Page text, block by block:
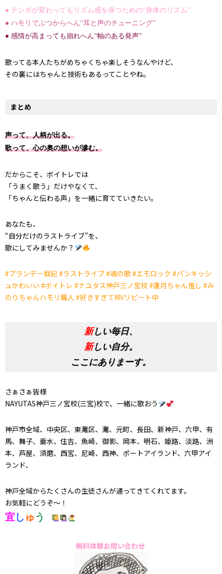
● テンポが変わってもリズム感を保つための“身体のリズム”
● ハモリでぶつからへん“耳と声のチューニング”
● 感情が高まっても崩れへん“軸のある発声”
歌ってる本人たちがめちゃくちゃ楽しそうなんやけど、
その裏にはちゃんと技術もあるってことやね。
まとめ
声って、人柄が出る。
歌って、心の奥の想いが滲む。
だからこそ、ボイトレでは
「うまく歌う」だけやなくて、
「ちゃんと伝わる声」を一緒に育てていきたい。
あなたも、
“自分だけのラストライブ”を、
歌にしてみませんか？
#ブランデー戦記#ラストライブ#魂の歌#エモロック #パンキッシ
ュかわいい #ボイトレ #ナユタス神戸三ノ宮校#蓮月ちゃん推し #み
のりちゃんハモリ職人 #好きすぎてMVリピート中
新しい毎日、
新しい自分。
ここにありまーす。
さぁさぁ皆様
NAYUTAS神戸三ノ宮校(三宮)校で、一緒に歌おう
神戸市全域、中央区、東灘区、灘、元町、長田、新神戸、六甲、有
馬、舞子、垂水、住吉、魚崎、御影、岡本、明石、姫路、淡路、洲
本、芦屋、須磨、西宮、尼崎、西神、ポートアイランド、六甲アイ
ランド、
神戸全域からたくさんの生徒さんが通ってきてくれてます。
お気軽にどうぞ～！
宜し ゅ う
無料体験お問い合わせ